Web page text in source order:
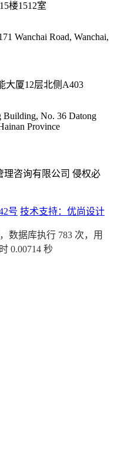
楼1512室
Wanchai Road, Wanchai,
大厦12层北侧A403
Building, No. 36 Datong
Province
理咨询有限公司 侵权必
号 技术支持：优尚设计
数据库执行 783 次，用
0.00714 秒